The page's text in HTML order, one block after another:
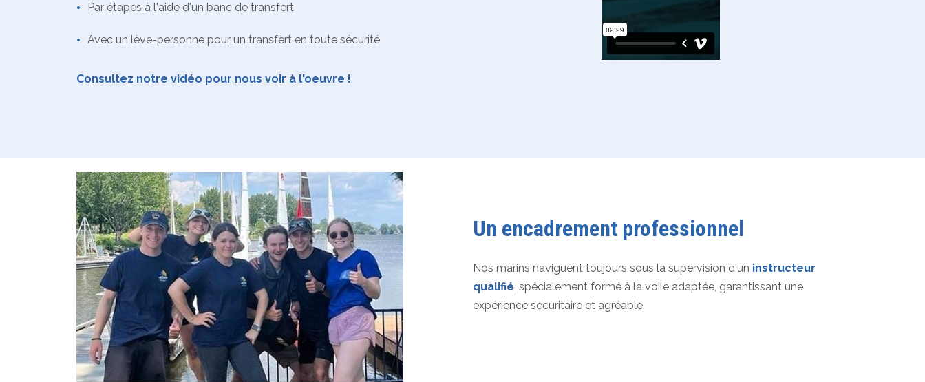
• Par étapes à l'aide d'un banc de transfert
• Avec un lève-personne pour un transfert en toute sécurité
Consultez notre vidéo pour nous voir à l'oeuvre !
Un encadrement professionnel
Nos marins naviguent toujours sous la supervision d'un instructeur
qualifié, spécialement formé à la voile adaptée, garantissant une
expérience sécuritaire et agréable.